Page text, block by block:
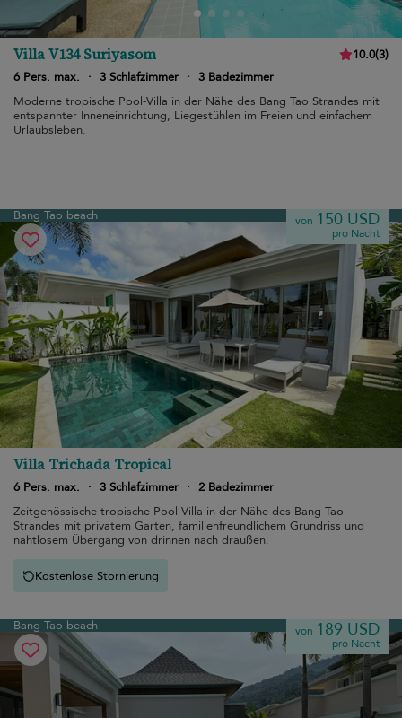
Villa V134 Suriyasom 10.0(3)
6 Pers. max.
· 3 Schlafzimmer · 3 Badezimmer
Moderne tropische Pool-Villa in der Nähe des Bang Tao Strandes mit
entspannter Inneneinrichtung, Liegestühlen im Freien und einfachem
Urlaubsleben.
Bang Tao beach von 150 USD
pro Nacht
Villa Trichada Tropical
6 Pers. max. · 3 Schlafzimmer · 2 Badezimmer
Zeitgenössische tropische Pool-Villa in der Nähe des Bang Tao
Strandes mit privatem Garten, familienfreundlichem Grundriss und
nahtlosem Übergang von drinnen nach draußen.
Kostenlose Stornierung
Bang Tao beach von 189 USD
pro Nacht